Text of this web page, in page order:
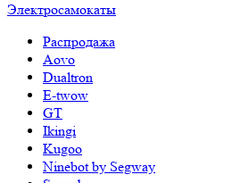
Электросамокаты
Распродажа
Aovo
Dualtron
E-twow
GT
Ikingi
Kugoo
Ninebot by Segway